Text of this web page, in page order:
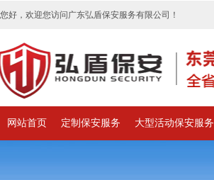
您好，欢迎您访问广东弘盾保安服务有限公司！
网站首页 定制保安服务 大型活动保安服务